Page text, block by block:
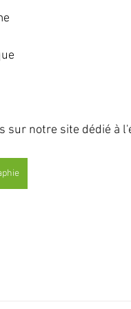
sur notre site dédié à